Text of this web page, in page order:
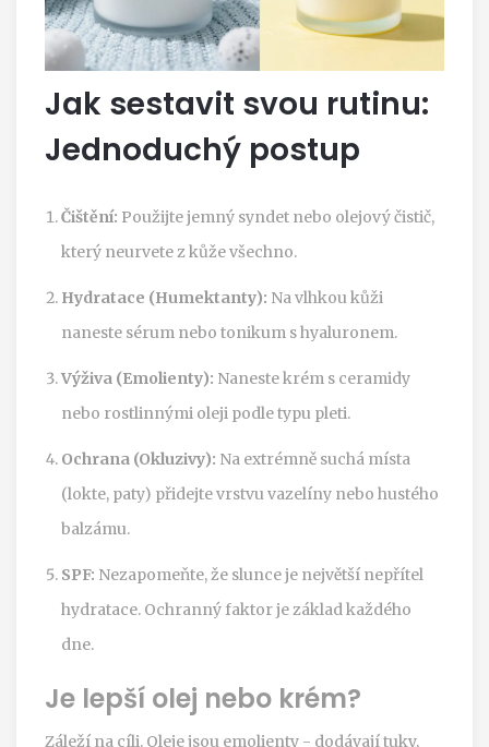
Jak sestavit svou rutinu:
Jednoduchý postup
Čištění: Použijte jemný syndet nebo olejový čistič,
který neurvete z kůže všechno.
Hydratace (Humektanty): Na vlhkou kůži
naneste sérum nebo tonikum s hyaluronem.
Výživa (Emolienty): Naneste krém s ceramidy
nebo rostlinnými oleji podle typu pleti.
Ochrana (Okluzivy): Na extrémně suchá místa
(lokte, paty) přidejte vrstvu vazelíny nebo hustého
balzámu.
SPF: Nezapomeňte, že slunce je největší nepřítel
hydratace. Ochranný faktor je základ každého
dne.
Je lepší olej nebo krém?
Záleží na cíli. Oleje jsou emolienty - dodávají tuky,